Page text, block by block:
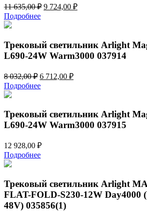
11 635,00₽ Первоначальная
635,00 ₽.
9 724,00 ₽Текущая
Подробнее
Трековый светильник Arlight
L690-24W Warm3000 037914
8 032,00₽ Первоначальная
цена
составляла
032,00 ₽.
6 712,00 ₽Текущая
Подробнее
Трековый светильник Arlight
L690-24W Warm3000 037915
12 928,00 ₽
Подробнее
Трековый светильник Arlight
FLAT-FOLD-S230-12W Day4000
48V) 035856(1)